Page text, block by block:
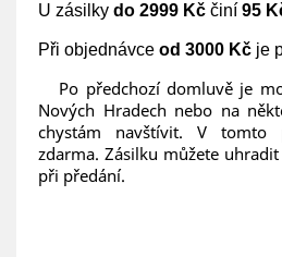
U zásilky do 2999 Kč činí 95
Při objednávce od 3000 Kč je
Po předchozí domluvě je
Nových Hradech nebo na
chystám navštívit. V tomto
zdarma. Zásilku můžete
při předání.